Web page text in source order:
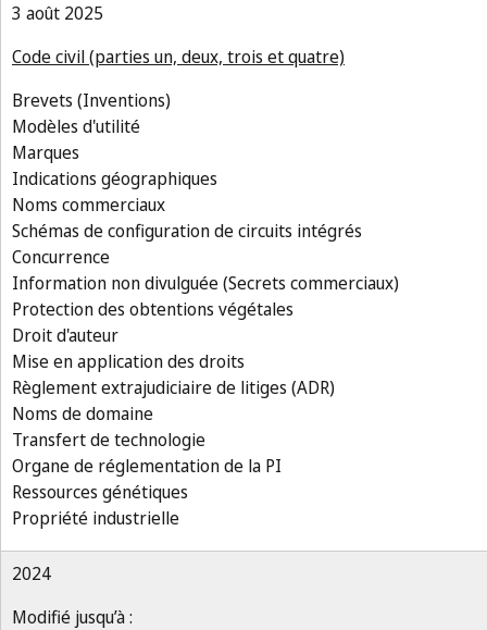
3 août 2025
Code civil (parties un, deux, trois et quatre)
Brevets (Inventions)
Modèles d'utilité
Marques
Indications géographiques
Noms commerciaux
Schémas de configuration de circuits intégrés
Concurrence
Information non divulguée (Secrets commerciaux)
Protection des obtentions végétales
Droit d'auteur
Mise en application des droits
Règlement extrajudiciaire de litiges (ADR)
Noms de domaine
Transfert de technologie
Organe de réglementation de la PI
Ressources génétiques
Propriété industrielle
2024
Modifié jusqu’à :